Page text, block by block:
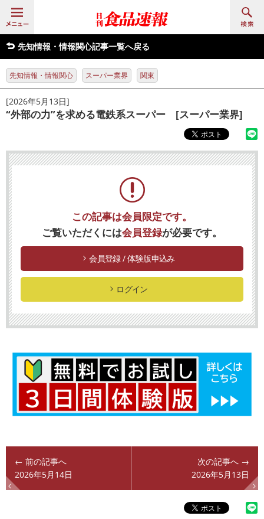
先知情報・情報関心記事一覧へ戻る
先知情報・情報関心 スーパー業界 関東
[2026年5月13日]
“外部の力”を求める電鉄系スーパー [スーパー業界]
この記事は会員限定です。
ご覧いただくには会員登録が必要です。
会員登録 / 体験版申込み
ログイン
← 前の記事へ
2026年5月14日
次の記事へ →
2026年5月13日